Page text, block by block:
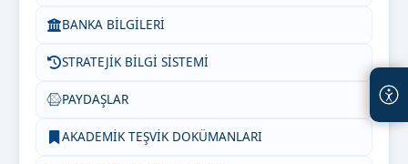
BANKA BİLGİLERİ
STRATEJİK BİLGİ SİSTEMİ
PAYDAŞLAR
AKADEMİK TEŞVİK DOKÜMANLARI